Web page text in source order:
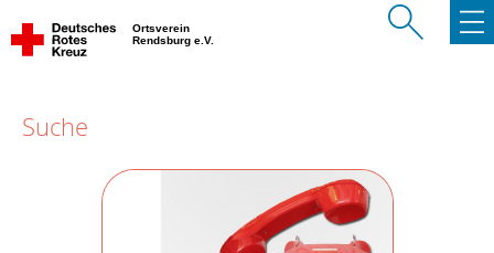
Ortsverein
Rendsburg e.V.
Suche